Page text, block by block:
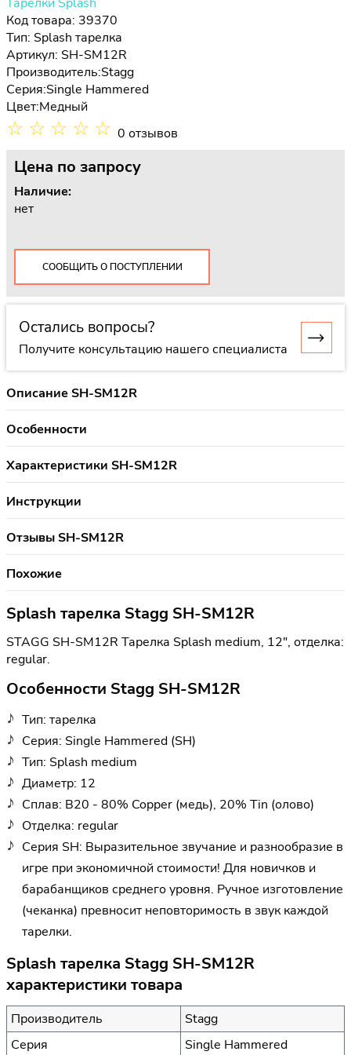
Код товара: 39370
Тип: Splash тарелка
Артикул: SH-SM12R
Производитель:Stagg
Серия:Single Hammered
Цвет:Медный
☆ ☆ ☆ ☆ ☆ 0 отзывов
Цена по запросу
Наличие:
нет
СООБЩИТЬ О ПОСТУПЛЕНИИ
Остались вопросы?
Получите консультацию нашего специалиста
Описание SH-SM12R
Особенности
Характеристики SH-SM12R
Инструкции
Отзывы SH-SM12R
Похожие
Splash тарелка Stagg SH-SM12R
STAGG SH-SM12R Тарелка Splash medium, 12", отделка:
regular.
Особенности Stagg SH-SM12R
Тип: тарелка
Серия: Single Hammered (SH)
Тип: Splash medium
Диаметр: 12
Сплав: B20 - 80% Copper (медь), 20% Tin (олово)
Отделка: regular
Серия SH: Выразительное звучание и разнообразие в
игре при экономичной стоимости! Для новичков и
барабанщиков среднего уровня. Ручное изготовление
(чеканка) превносит неповторимость в звук каждой
тарелки.
Splash тарелка Stagg SH-SM12R
характеристики товара
Производитель
Stagg
Серия
Single Hammered